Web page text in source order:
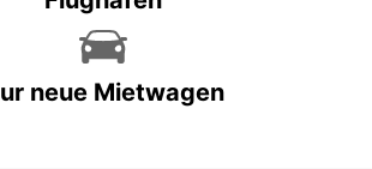
neue Mietwagen